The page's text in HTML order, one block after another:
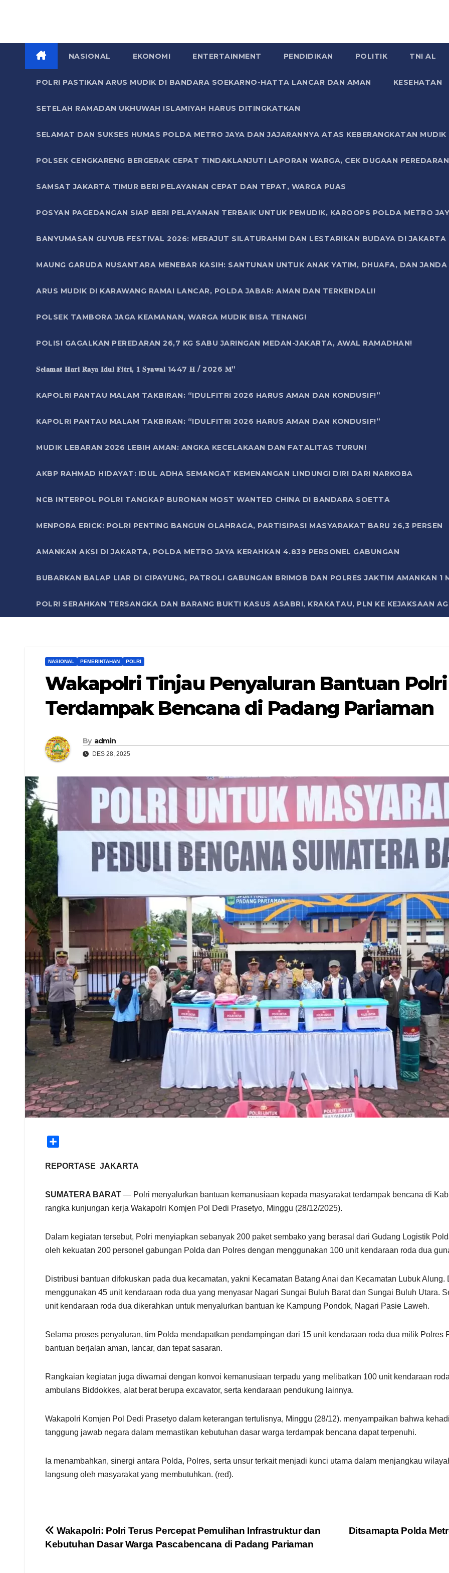
NASIONAL EKONOMI ENTERTAINMENT PENDIDIKAN POLITIK TNI AL
POLRI PASTIKAN ARUS MUDIK DI BANDARA SOEKARNO-HATTA LANCAR DAN AMAN KESEHATAN
SETELAH RAMADAN UKHUWAH ISLAMIYAH HARUS DITINGKATKAN
SELAMAT DAN SUKSES HUMAS POLDA METRO JAYA DAN JAJARANNYA ATAS KEBERANGKATAN
POLSEK CENGKARENG BERGERAK CEPAT TINDAKLANJUTI LAPORAN WARGA, CEK DUGAAN
SAMSAT JAKARTA TIMUR BERI PELAYANAN CEPAT DAN TEPAT, WARGA PUAS
POSYAN PAGEDANGAN SIAP BERI PELAYANAN TERBAIK UNTUK PEMUDIK, KAROOPS POLDA METRO
BANYUMASAN GUYUB FESTIVAL 2026: MERAJUT SILATURAHMI DAN LESTARIKAN BUDAYA DI JAKARTA
MAUNG GARUDA NUSANTARA MENEBAR KASIH: SANTUNAN UNTUK ANAK YATIM, DHUAFA, DAN
ARUS MUDIK DI KARAWANG RAMAI LANCAR, POLDA JABAR: AMAN DAN TERKENDALI!
POLSEK TAMBORA JAGA KEAMANAN, WARGA MUDIK BISA TENANG!
POLISI GAGALKAN PEREDARAN 26,7 KG SABU JARINGAN MEDAN-JAKARTA, AWAL RAMADHAN!
𝐒𝐞𝐥𝐚𝐦𝐚𝐭 𝐇𝐚𝐫𝐢 𝐑𝐚𝐲𝐚 𝐈𝐝𝐮𝐥 𝐅𝐢𝐭𝐫𝐢, 𝟏 𝐒𝐲𝐚𝐰𝐚𝐥 1447 𝐇 / 2026 𝐌”
KAPOLRI PANTAU MALAM TAKBIRAN: “IDULFITRI 2026 HARUS AMAN DAN KONDUSIF!”
KAPOLRI PANTAU MALAM TAKBIRAN: “IDULFITRI 2026 HARUS AMAN DAN KONDUSIF!”
MUDIK LEBARAN 2026 LEBIH AMAN: ANGKA KECELAKAAN DAN FATALITAS TURUN!
AKBP RAHMAD HIDAYAT: IDUL ADHA SEMANGAT KEMENANGAN LINDUNGI DIRI DARI NARKOBA
NCB INTERPOL POLRI TANGKAP BURONAN MOST WANTED CHINA DI BANDARA SOETTA
MENPORA ERICK: POLRI PENTING BANGUN OLAHRAGA, PARTISIPASI MASYARAKAT BARU 26,3 PERSEN
AMANKAN AKSI DI JAKARTA, POLDA METRO JAYA KERAHKAN 4.839 PERSONEL GABUNGAN
BUBARKAN BALAP LIAR DI CIPAYUNG, PATROLI GABUNGAN BRIMOB DAN POLRES JAKTIM AMANKAN 1
POLRI SERAHKAN TERSANGKA DAN BARANG BUKTI KASUS ASABRI, KRAKATAU, PLN KE KEJAKSAAN
NASIONAL PEMERINTAHAN POLRI
Wakapolri Tinjau Penyaluran Bantuan
Terdampak Bencana di Padang Pariaman
By admin
DES 28, 2025
a
e
REPORTASE JAKARTA
SUMATERA BARAT — Polri menyalurkan bantuan kemanusiaan kepada masyarakat terdampak bencana di
rangka kunjungan kerja Wakapolri Komjen Pol Dedi Prasetyo, Minggu (28/12/2025).
Dalam kegiatan tersebut, Polri menyiapkan sebanyak 200 paket sembako yang berasal dari Gudang Logistik
oleh kekuatan 200 personel gabungan Polda dan Polres dengan menggunakan 100 unit kendaraan roda dua
Distribusi bantuan difokuskan pada dua kecamatan, yakni Kecamatan Batang Anai dan Kecamatan Lubuk
menggunakan 45 unit kendaraan roda dua yang menyasar Nagari Sungai Buluh Barat dan Sungai Buluh Utara.
unit kendaraan roda dua dikerahkan untuk menyalurkan bantuan ke Kampung Pondok, Nagari Pasie Laweh.
Selama proses penyaluran, tim Polda mendapatkan pendampingan dari 15 unit kendaraan roda dua milik Polres
bantuan berjalan aman, lancar, dan tepat sasaran.
Rangkaian kegiatan juga diwarnai dengan konvoi kemanusiaan terpadu yang melibatkan 100 unit kendaraan
ambulans Biddokkes, alat berat berupa excavator, serta kendaraan pendukung lainnya.
Wakapolri Komjen Pol Dedi Prasetyo dalam keterangan tertulisnya, Minggu (28/12). menyampaikan bahwa
tanggung jawab negara dalam memastikan kebutuhan dasar warga terdampak bencana dapat terpenuhi.
Ia menambahkan, sinergi antara Polda, Polres, serta unsur terkait menjadi kunci utama dalam menjangkau
langsung oleh masyarakat yang membutuhkan. (red).
Navigasi
Ditsamapta Polda
Wakapolri: Polri Terus Percepat Pemulihan Infrastruktur dan
Kebutuhan Dasar Warga Pascabencana di Padang Pariaman